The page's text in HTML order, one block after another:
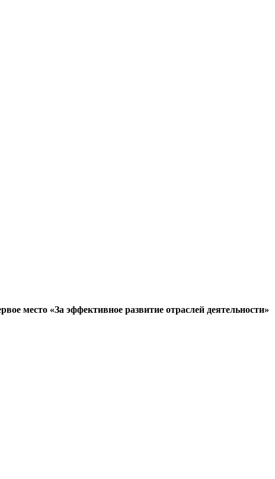
место «За эффективное развитие отраслей деятельности»